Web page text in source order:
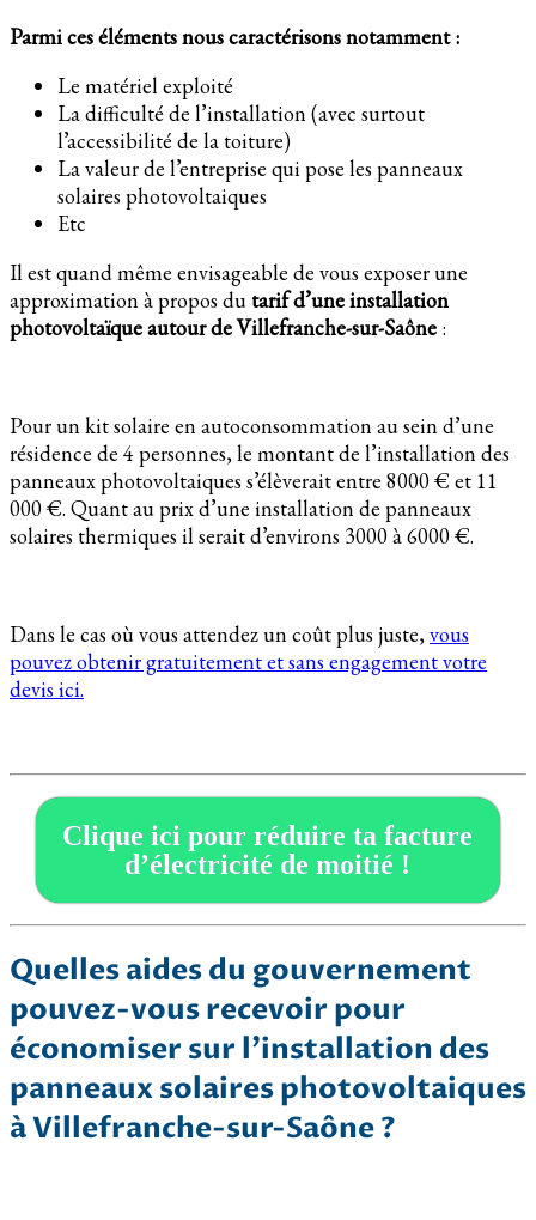
Parmi ces éléments nous caractérisons notamment :
Le matériel exploité
La difficulté de l’installation (avec surtout
l’accessibilité de la toiture)
La valeur de l’entreprise qui pose les panneaux
solaires photovoltaiques
Etc
Il est quand même envisageable de vous exposer une
approximation à propos dutarif d’une installation
photovoltaïque autour de Villefranche-sur-Saône :
Pour un kit solaire en autoconsommation au sein d’une
résidence de 4 personnes, le montant de l’installation des
panneaux photovoltaiques s’élèverait entre 8000 € et 11
000 €. Quant au prix d’une installation de panneaux
solaires thermiques il serait d’environs 3000 à 6000 €.
Dans le cas où vous attendez un coût plus juste,vous
pouvez obtenir gratuitement et sans engagement votre
devis ici.
Clique ici pour réduire ta facture
d’électricité de moitié !
Quelles aides du gouvernement
pouvez-vous recevoir pour
économiser sur l’installation des
panneaux solaires photovoltaiques
à Villefranche-sur-Saône ?